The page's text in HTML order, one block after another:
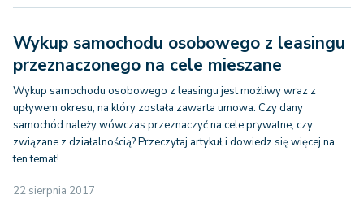
Wykup samochodu osobowego z leasingu
przeznaczonego na cele mieszane
Wykup samochodu osobowego z leasingu jest możliwy wraz z
upływem okresu, na który została zawarta umowa. Czy dany
samochód należy wówczas przeznaczyć na cele prywatne, czy
związane z działalnością? Przeczytaj artykuł i dowiedz się więcej na
ten temat!
22 sierpnia 2017